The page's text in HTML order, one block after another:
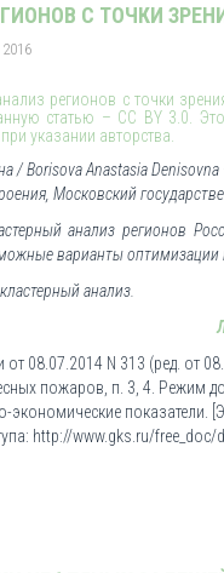
С ТОЧКИ
регионов с точки
статью – CC BY 3.0.
указании авторства.
/ Borisova Anastasia
Московский
анализ регионов
варианты оптимизации
анализ.
08.07.2014 N 313 (ред. от
пожаров, п. 3, 4. Режим
экономические показатели.
http://www.gks.ru/